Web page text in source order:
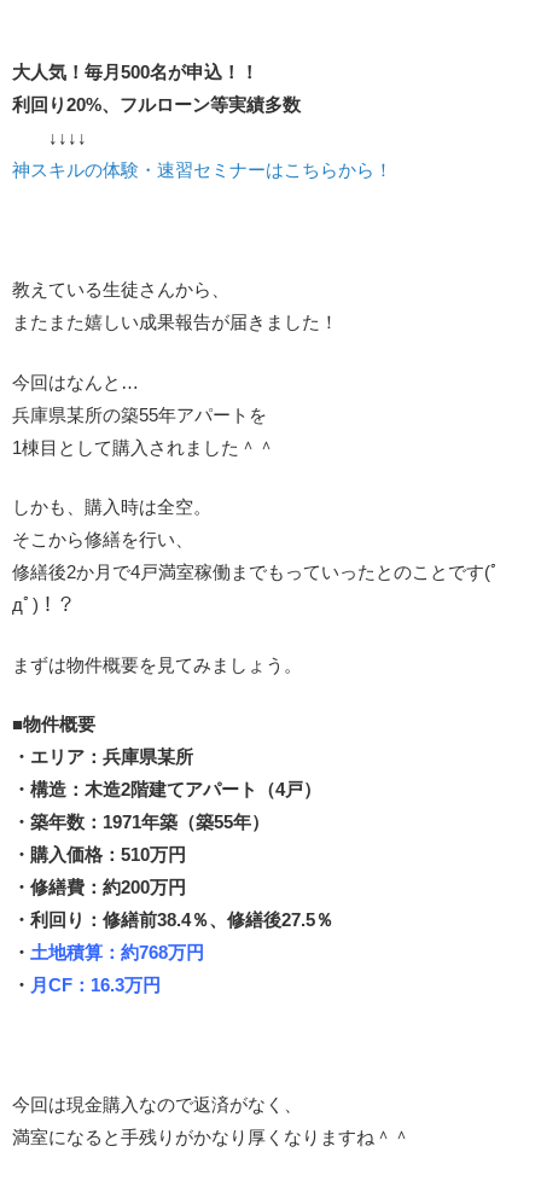
大人気！毎月500名が申込！！
利回り20%、フルローン等実績多数
↓↓↓↓
神スキルの体験・速習セミナーはこちらから！
教えている生徒さんから、
またまた嬉しい成果報告が届きました！
今回はなんと…
兵庫県某所の築55年アパートを
1棟目として購入されました＾＾
しかも、購入時は全空。
そこから修繕を行い、
修繕後2か月で4戸満室稼働までもっていったとのことです(ﾟ
дﾟ)！？
まずは物件概要を見てみましょう。
■物件概要
・エリア：兵庫県某所
・構造：木造2階建てアパート（4戸）
・築年数：1971年築（築55年）
・購入価格：510万円
・修繕費：約200万円
・利回り：修繕前38.4％、修繕後27.5％
・ 土地積算：約768万円
・ 月CF：16.3万円
今回は現金購入なので返済がなく、
満室になると手残りがかなり厚くなりますね＾＾